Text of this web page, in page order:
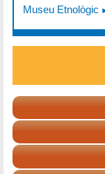
Museu Etnològic